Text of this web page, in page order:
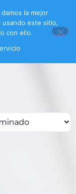
la mejor
usando este sitio,
con ello.